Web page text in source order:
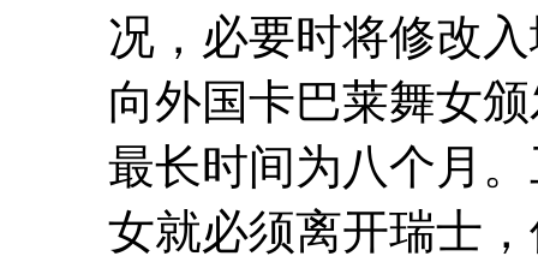
况，必要时将修改
向外国卡巴莱舞女
最长时间为八个月
女就必须离开瑞士